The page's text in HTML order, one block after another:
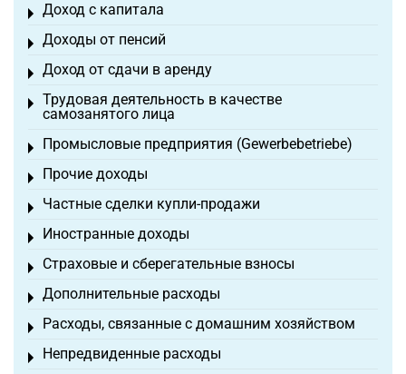
Доход с капитала
Toggle menu
Доходы от пенсий
Toggle menu
Доход от сдачи в аренду
Toggle menu
Трудовая деятельность в качестве
самозанятого лица
Toggle menu
Промысловые предприятия (Gewerbebetriebe)
Toggle menu
Прочие доходы
Toggle menu
Частные сделки купли-продажи
Toggle menu
Иностранные доходы
Toggle menu
Страховые и сберегательные взносы
Toggle menu
Дополнительные расходы
Toggle menu
Расходы, связанные с домашним хозяйством
Toggle menu
Непредвиденные расходы
Toggle menu